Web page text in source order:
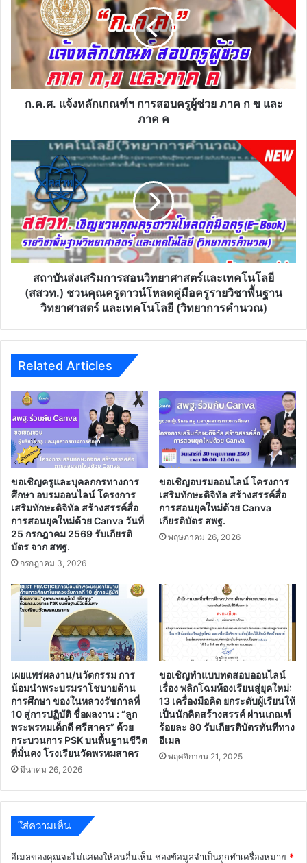
เกณฑ์ฯ
สอบ
ช่วย
ภาค
ภาค
ค
ก.ค.ศ. แจ้งหลักเกณฑ์ฯ การสอบครูผู้ช่วย ภาค ก ข และ
ภาค ค
ส่ง
เสริม
สอน
วิทยาศาสตร์
และ
เทคโนโลยี
(สสวท.)
คุณครู
ดาวน์โหลด
ครู
พื้น
ฐาน
วิทยาศาสตร์
และ
เทคโนโลยี
(วิทยาการ
คำนวณ)
สถาบันส่งเสริมการสอนวิทยาศาสตร์และเทคโนโลยี
(สสวท.) ชวนคุณครูดาวน์โหลดคู่มือครูรายวิชาพื้นฐาน
วิทยาศาสตร์ และเทคโนโลยี (วิทยาการคำนวณ)
Related Articles
ขอเชิญครูและบุคลกกรทางการ
ศึกษา อบรมออนไลน์ โครงการ
เสริมทักษะดิจิทัล สร้างสรรค์สื่อ
การสอนยุคใหม่ด้วย Canva วันที่
25 กรกฎาคม 2569 รับเกียรติ
บัตร จาก สพฐ.
กรกฎาคม 3, 2026
ขอเชิญอบรมออนไลน์ โครงการ
เสริมทักษะดิจิทัล สร้างสรรค์สื่อ
การสอนยุคใหม่ด้วย Canva
เกียรติบัตร สพฐ.
พฤษภาคม 26, 2026
เผยแพร่ผลงาน/นวัตกรรม การ
น้อมนำพระบรมราโชบายด้าน
การศึกษา ของในหลวงรัชกาลที่
10 สู่การปฏิบัติ ชื่อผลงาน : “ลูก
พระพรหมเด็กดี ศรีสาคร” ด้วย
กระบวนการ PSK บนพื้นฐานชีวิต
ที่มั่นคง โรงเรียนวัดพรหมสาคร
มีนาคม 26, 2026
ขอเชิญทำแบบทดสอบออนไลน์
เรื่อง พลิกโฉมห้องเรียนสู่ยุคใหม่:
13 เครื่องมือคิด ยกระดับผู้เรียนให้
เป็นนักคิดสร้างสรรค์ ผ่านเกณฑ์
ร้อยละ 80 รับเกียรติบัตรทันทีทาง
อีเมล
พฤศจิกายน 21, 2025
ใส่ความเห็น
อีเมลของคุณจะไม่แสดงให้คนอื่นเห็น ช่องข้อมูลจำเป็นถูกทำเครื่องหมาย *